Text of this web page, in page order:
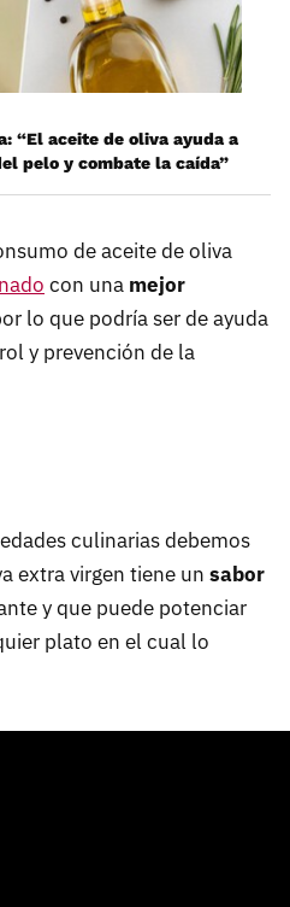
“El aceite de oliva ayuda a
pelo y combate la caída”
de aceite de oliva
con una mejor
lo que podría ser de ayuda
y prevención de la
culinarias debemos
extra virgen tiene un sabor
y que puede potenciar
plato en el cual lo